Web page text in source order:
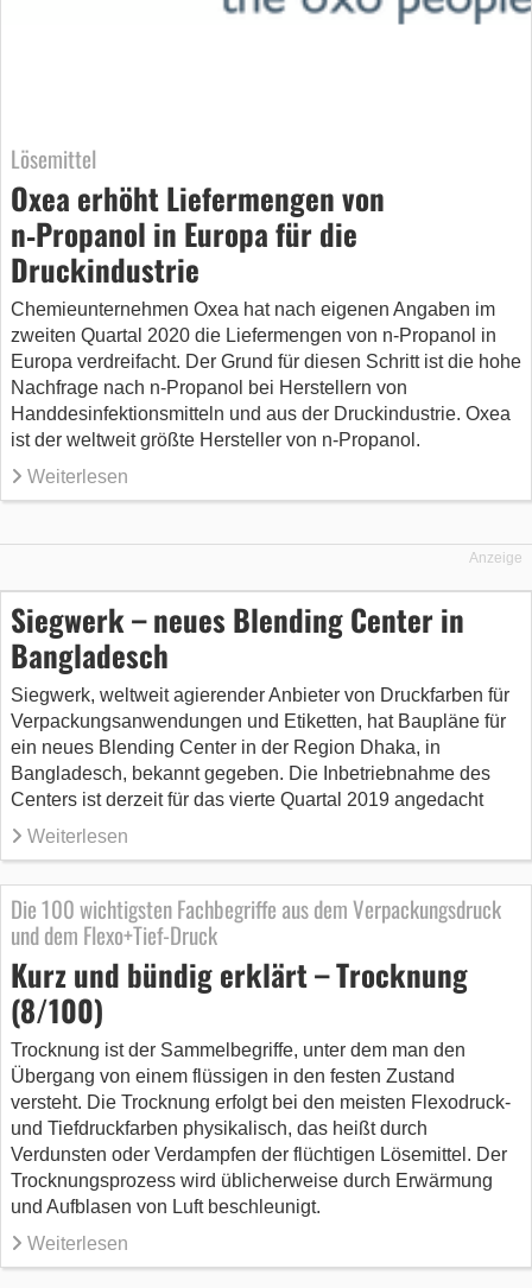
Lösemittel
Oxea erhöht Liefermengen von
n‑Propanol in Europa für die
Druckindustrie
Chemieunternehmen Oxea hat nach eigenen Angaben im
zweiten Quartal 2020 die Liefermengen von n‑Propanol in
Europa verdreifacht. Der Grund für diesen Schritt ist die hohe
Nachfrage nach n‑Propanol bei Herstellern von
Handdesinfektionsmitteln und aus der Druckindustrie. Oxea
ist der weltweit größte Hersteller von n‑Propanol.
Weiterlesen
Anzeige
Siegwerk – neues Blending Center in
Bangladesch
Siegwerk, weltweit agierender Anbieter von Druckfarben für
Verpackungsanwendungen und Etiketten, hat Baupläne für
ein neues Blending Center in der Region Dhaka, in
Bangladesch, bekannt gegeben. Die Inbetriebnahme des
Centers ist derzeit für das vierte Quartal 2019 angedacht
Weiterlesen
Die 100 wichtigsten Fachbegriffe aus dem Verpackungsdruck
und dem Flexo+Tief-Druck
Kurz und bündig erklärt – Trocknung
(8/100)
Trocknung ist der Sammelbegriffe, unter dem man den
Übergang von einem flüssigen in den festen Zustand
versteht. Die Trocknung erfolgt bei den meisten Flexodruck-
und Tiefdruckfarben physikalisch, das heißt durch
Verdunsten oder Verdampfen der flüchtigen Lösemittel. Der
Trocknungsprozess wird üblicherweise durch Erwärmung
und Aufblasen von Luft beschleunigt.
Weiterlesen